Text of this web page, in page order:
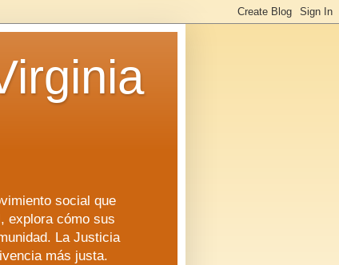
social que
explora cómo sus
La Justicia
más justa.